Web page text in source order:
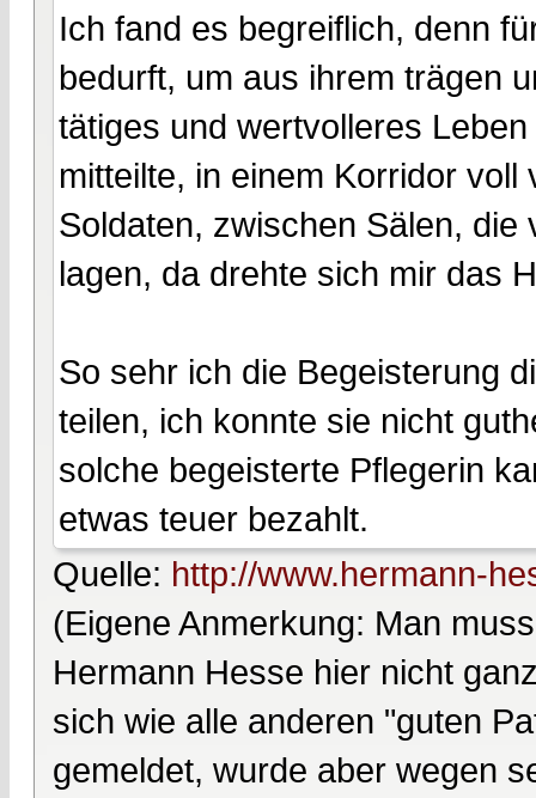
Ich fand es begreiflich, denn
bedurft, um aus ihrem trägen
tätiges und wertvolleres
mitteilte, in einem Korridor
Soldaten, zwischen Sälen,
lagen, da drehte sich mir das
So sehr ich die Begeisterung
teilen, ich konnte sie nicht
solche begeisterte Pflegerin
etwas teuer bezahlt.
Quelle: http://www.hermann-
(Eigene Anmerkung: Man
Hermann Hesse hier nicht
sich wie alle anderen "guten
gemeldet, wurde aber wegen